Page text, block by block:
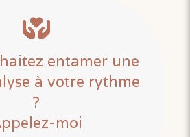
entamer une
à votre rythme
?
moi